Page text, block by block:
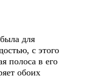
для
с этого
полоса в его
обоих